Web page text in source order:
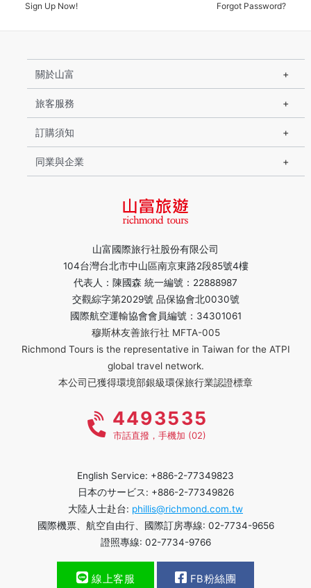
Sign Up Now! Forgot Password?
山富國際旅行社股份有限公司
104台灣台北市中山區南京東路2段85號4樓
代表人：陳國森 統一編號：22888987
交觀綜字第2029號 品保協會北0030號
國際航空運輸協會會員編號：34301061
穆斯林友善旅行社 MFTA-005
Richmond Tours is the representative in Taiwan for the ATPI
global travel network.
本公司已獲得環境部銀級環保旅行業認證標章
關於山富
旅客服務
訂購須知
同業與企業
4493535
市話直撥，手機加 (02)
English Service: +886-2-77349823
日本のサービス: +886-2-77349826
大陸人士赴台: phillis@richmond.com.tw
國際機票、航空自由行、國際訂房專線: 02-7734-9656
證照專線: 02-7734-9766
線上客服 FB粉絲團